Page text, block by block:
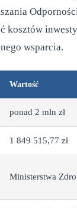
kosztów
wsparcia.
Wartość
ponad 2 mln zł
1 849 515,77 zł
Ministerstwa